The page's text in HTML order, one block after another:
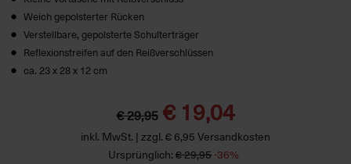
Weich gepolsterter Rücken
Verstellbare, gepolsterte Schulterträger
Reflexionstreifen auf den Reißverschlüssen
ca. 23 x 28 x 12 cm
€ 29,95 € 19,04
inkl. MwSt. | zzgl. € 6,95 Versandkosten
Ursprünglich: € 29,95-36%